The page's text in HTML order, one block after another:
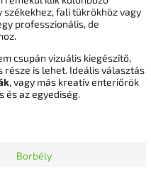
székekhez, fali tükrökhöz vagy
professzionális, de
csupán vizuális kiegészítő,
is lehet. Ideális választás
, vagy más kreatív enteriőrök
és az egyediség.
Borbély